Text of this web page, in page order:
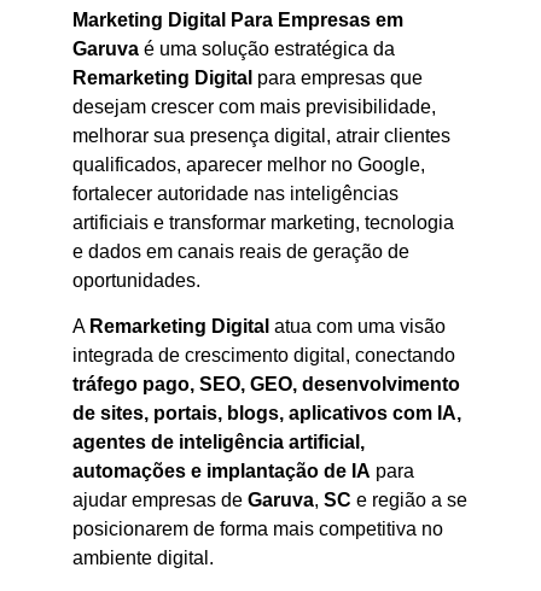
Marketing Digital Para Empresas em
Garuva é uma solução estratégica da
Remarketing Digital para empresas que
desejam crescer com mais previsibilidade,
melhorar sua presença digital, atrair clientes
qualificados, aparecer melhor no Google,
fortalecer autoridade nas inteligências
artificiais e transformar marketing, tecnologia
e dados em canais reais de geração de
oportunidades.
A Remarketing Digital atua com uma visão
integrada de crescimento digital, conectando
tráfego pago, SEO, GEO, desenvolvimento
de sites, portais, blogs, aplicativos com IA,
agentes de inteligência artificial,
automações e implantação de IA para
ajudar empresas de Garuva, SC e região a se
posicionarem de forma mais competitiva no
ambiente digital.